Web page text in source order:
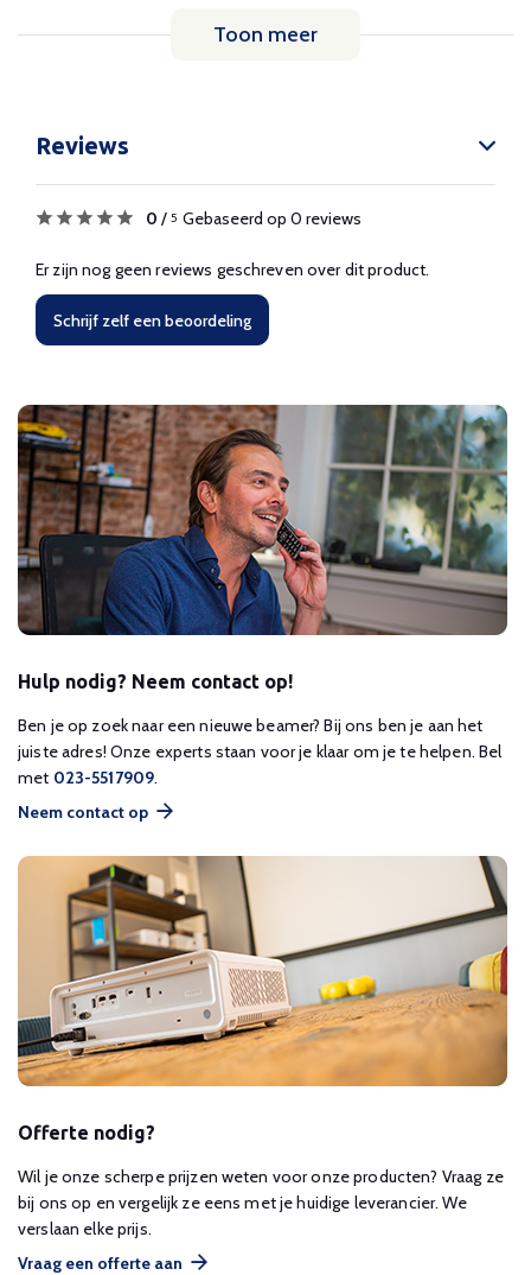
Toon meer
Reviews
0 / 5 Gebaseerd op 0 reviews
Er zijn nog geen reviews geschreven over dit product.
Schrijf zelf een beoordeling
Hulp nodig? Neem contact op!
Ben je op zoek naar een nieuwe beamer? Bij ons ben je aan het
juiste adres! Onze experts staan voor je klaar om je te helpen. Bel
met 023-5517909.
Neem contact op
Offerte nodig?
Wil je onze scherpe prijzen weten voor onze producten? Vraag ze
bij ons op en vergelijk ze eens met je huidige leverancier. We
verslaan elke prijs.
Vraag een offerte aan